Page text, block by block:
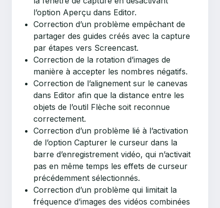
l’option Aperçu dans Editor.
Correction d’un problème empêchant de
partager des guides créés avec la capture
par étapes vers Screencast.
Correction de la rotation d’images de
manière à accepter les nombres négatifs.
Correction de l’alignement sur le canevas
dans Editor afin que la distance entre les
objets de l’outil Flèche soit reconnue
correctement.
Correction d’un problème lié à l’activation
de l’option Capturer le curseur dans la
barre d’enregistrement vidéo, qui n’activait
pas en même temps les effets de curseur
précédemment sélectionnés.
Correction d’un problème qui limitait la
fréquence d’images des vidéos combinées